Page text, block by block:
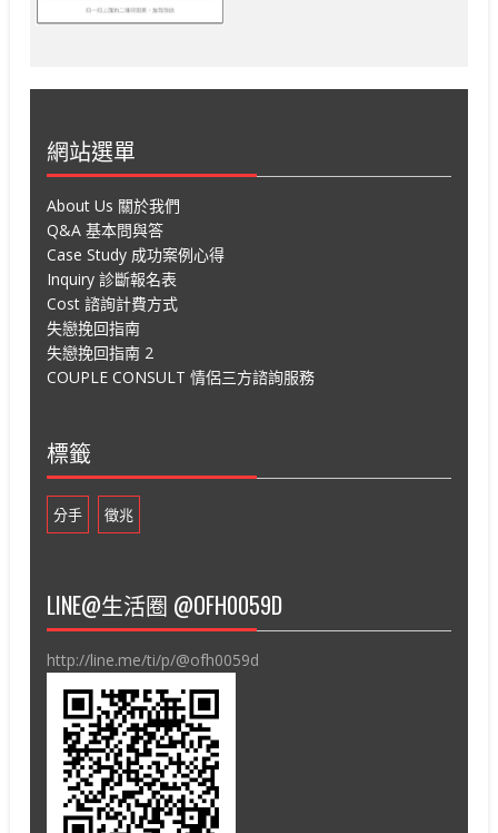
網站選單
About Us 關於我們
Q&A 基本問與答
Case Study 成功案例心得
Inquiry 診斷報名表
Cost 諮詢計費方式
失戀挽回指南
失戀挽回指南 2
COUPLE CONSULT 情侶三方諮詢服務
標籤
分手 徵兆
LINE@生活圈 @OFH0059D
http://line.me/ti/p/@ofh0059d